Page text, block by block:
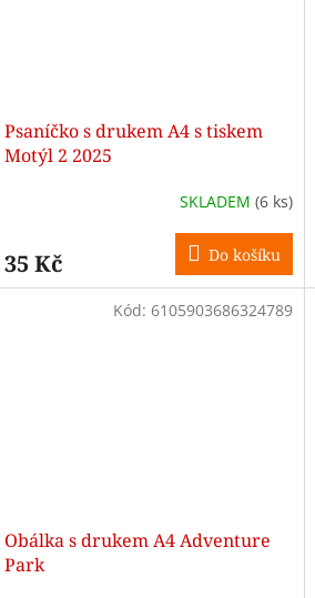
Psaníčko s drukem A4 s tiskem
Motýl 2 2025
SKLADEM (6 ks)
35 Kč Do košíku
Obálka s drukem A4 Adventure
Park
Kód: 6105903686324789